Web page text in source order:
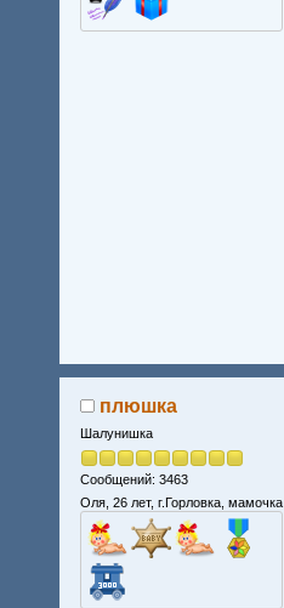
плюшка
Шалунишка
Сообщений: 3463
Оля, 26 лет, г.Горловка, мамочка